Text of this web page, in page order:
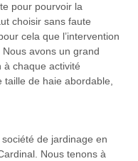
pour pourvoir la
choisir sans faute
cela que l’intervention
avons un grand
à chaque activité
taille de haie abordable,
de jardinage en
Nous tenons à